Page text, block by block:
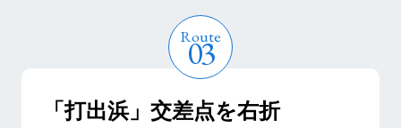
「打出浜」交差点を右折